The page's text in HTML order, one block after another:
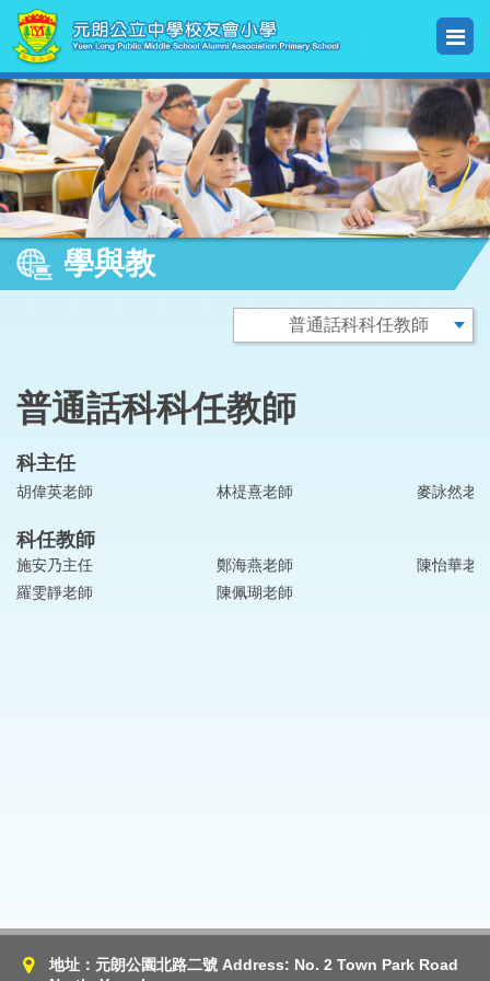
學與教
普通話科科任教師
科主任
胡偉英老師 林禔熹老師 麥詠然老
科任教師
施安乃主任 鄭海燕老師
陳怡華老
羅雯靜老師
陳佩瑚老師
地址：元朗公園北路二號 Address: No. 2 Town Park Road